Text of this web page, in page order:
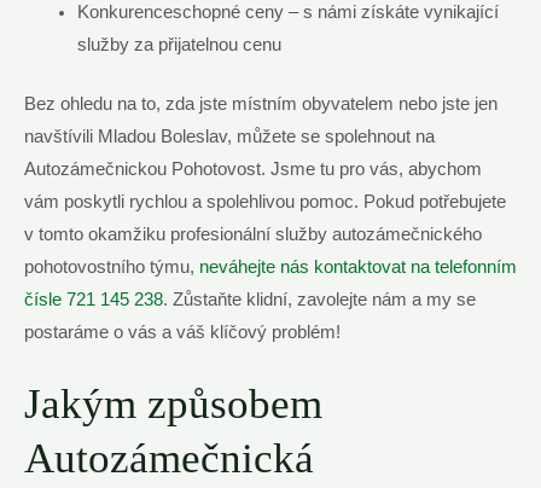
Konkurenceschopné ceny – s námi získáte vynikající
služby za přijatelnou cenu
Bez ohledu na to, zda jste místním obyvatelem nebo jste jen
navštívili Mladou Boleslav, můžete se spolehnout na
Autozámečnickou Pohotovost. Jsme tu pro vás, abychom
vám poskytli rychlou a spolehlivou pomoc. Pokud potřebujete
v tomto okamžiku profesionální služby autozámečnického
pohotovostního týmu, neváhejte nás kontaktovat na telefonním
čísle 721 145 238. Zůstaňte klidní, zavolejte nám a my se
postaráme o vás a váš klíčový problém!
Jakým způsobem
Autozámečnická